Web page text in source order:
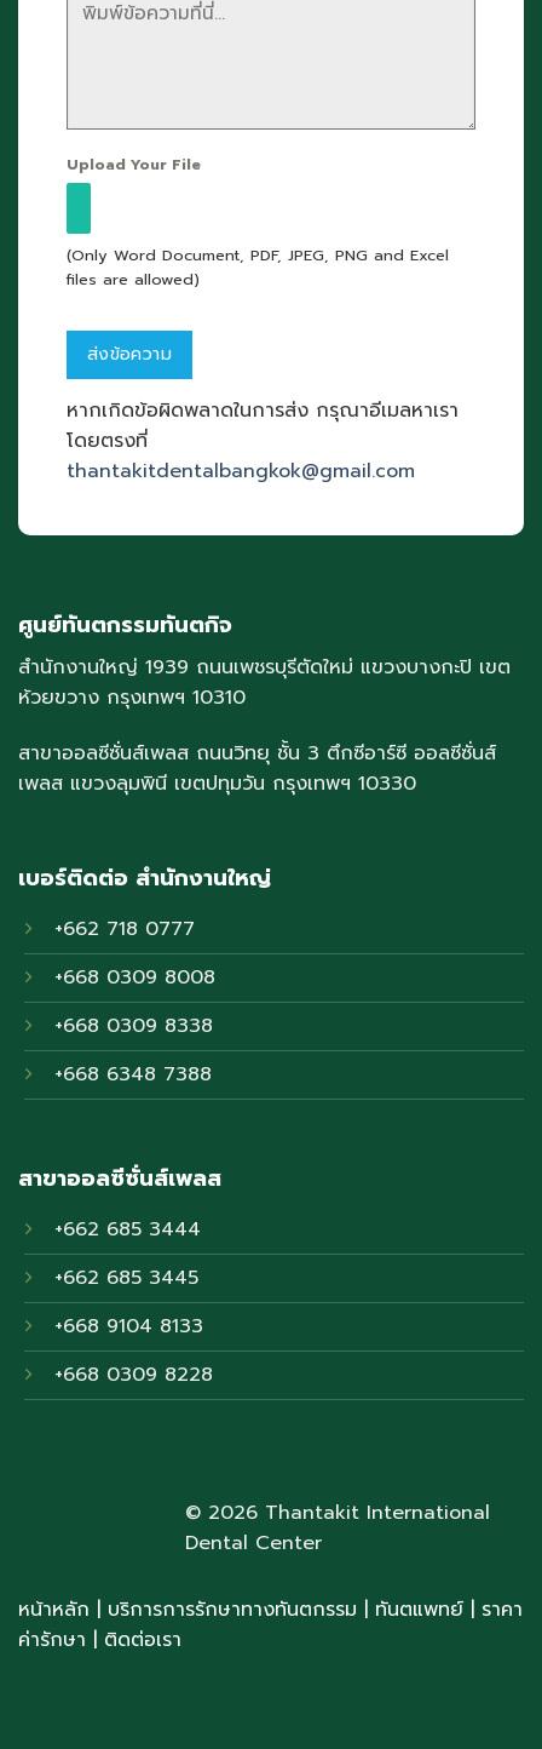
Upload Your File
(Only Word Document, PDF, JPEG, PNG and Excel
files are allowed)
หากเกิดข้อผิดพลาดในการส่ง กรุณาอีเมลหาเรา
โดยตรงที่
thantakitdentalbangkok@gmail.com
ศูนย์ทันตกรรมทันตกิจ
สำนักงานใหญ่ 1939 ถนนเพชรบุรีตัดใหม่ แขวงบางกะปิ เขต
ห้วยขวาง กรุงเทพฯ 10310
สาขาออลซีซั่นส์เพลส ถนนวิทยุ ชั้น 3 ตึกซีอาร์ซี ออลซีซั่นส์
เพลส แขวงลุมพินี เขตปทุมวัน กรุงเทพฯ 10330
เบอร์ติดต่อ สำนักงานใหญ่
+662 718 0777
+668 0309 8008
+668 0309 8338
+668 6348 7388
สาขาออลซีซั่นส์เพลส
+662 685 3444
+662 685 3445
+668 9104 8133
+668 0309 8228
© 2026 Thantakit International
Dental Center
หน้าหลัก | บริการการรักษาทางทันตกรรม | ทันตแพทย์ | ราคา
ค่ารักษา | ติดต่อเรา